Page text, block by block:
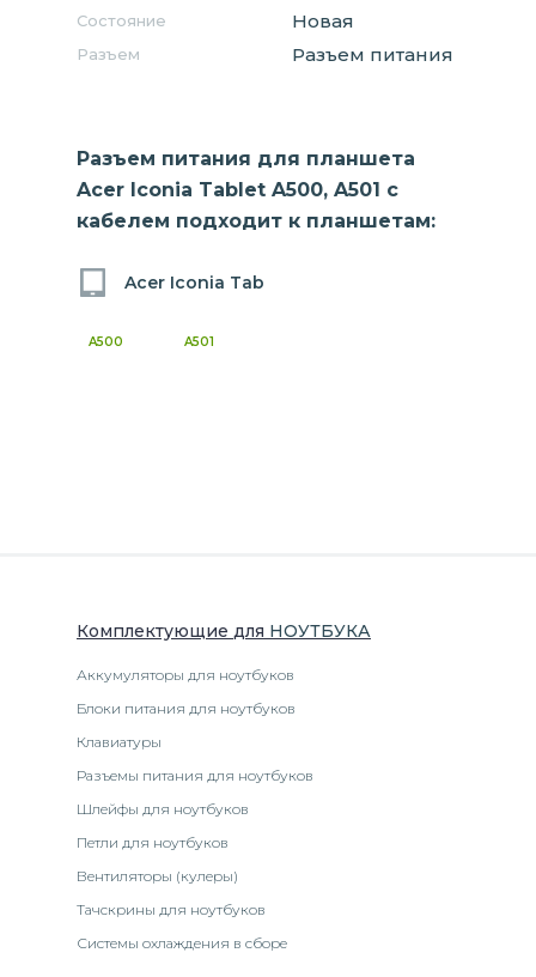
Состояние Новая
Разъем Разъем питания
Разъем питания для планшета
Acer Iconia Tablet A500, A501 с
кабелем подходит к планшетам:
Acer Iconia Tab
A500 A501
Комплектующие для НОУТБУКА
Аккумуляторы для ноутбуков
Блоки питания для ноутбуков
Клавиатуры
Разъемы питания для ноутбуков
Шлейфы для ноутбуков
Петли для ноутбуков
Вентиляторы (кулеры)
Тачскрины для ноутбуков
Системы охлаждения в сборе